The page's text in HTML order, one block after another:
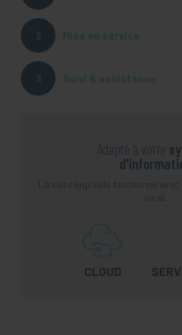
Mise en service
Suivi & assistance
Adapté à votre
La suite logicielle fonctionne avec
local.
CLOUD